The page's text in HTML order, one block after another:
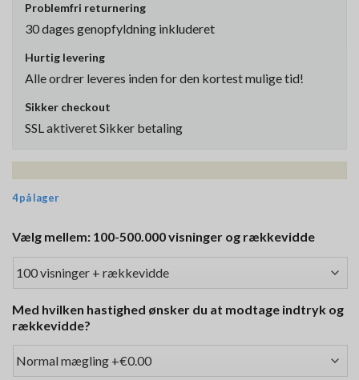
Problemfri returnering
30 dages genopfyldning inkluderet
Hurtig levering
Alle ordrer leveres inden for den kortest mulige tid!
Sikker checkout
SSL aktiveret Sikker betaling
4 på lager
Vælg mellem: 100-500.000 visninger og rækkevidde
Med hvilken hastighed ønsker du at modtage indtryk og
rækkevidde?